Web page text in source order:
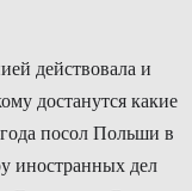
действовала и
достанутся какие
посол Польши в
иностранных дел